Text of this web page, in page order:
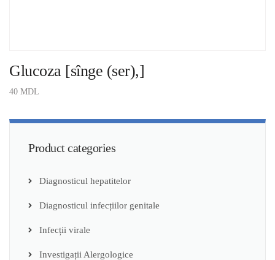
Glucoza [sînge (ser),]
40 MDL
Product categories
Diagnosticul hepatitelor
Diagnosticul infecțiilor genitale
Infecții virale
Investigații Alergologice